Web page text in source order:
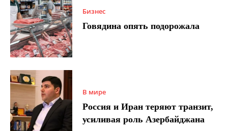
Бизнес
Говядина опять подорожала
В мире
Россия и Иран теряют транзит,
усиливая роль Азербайджана